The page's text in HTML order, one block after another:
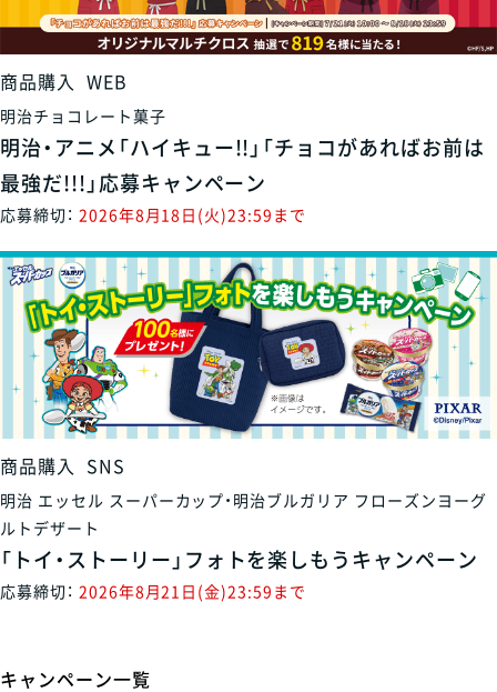
キャンペーン一覧
商品購入 WEB
明治チョコレート菓子
明治・アニメ「ハイキュー!!」「チョコがあればお前は
最強だ!!!」応募キャンペーン
応募締切： 2026年8月18日(火)23:59まで
商品購入 SNS
明治 エッセル スーパーカップ・明治ブルガリア フローズンヨーグ
ルトデザート
「トイ・ストーリー」フォトを楽しもうキャンペーン
応募締切： 2026年8月21日(金)23:59まで